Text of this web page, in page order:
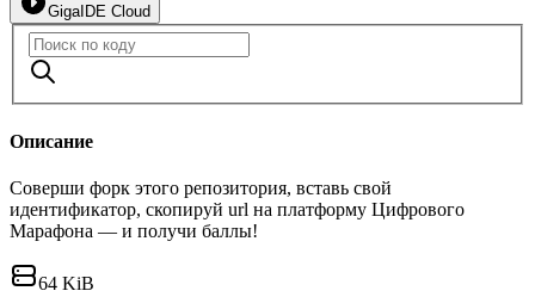
GigaIDE Cloud
Описание
Соверши форк этого репозитория, вставь свой
идентификатор, скопируй url на платформу Цифрового
Марафона — и получи баллы!
64 KiB